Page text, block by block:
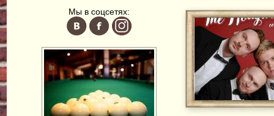
Мы в соцсетях: